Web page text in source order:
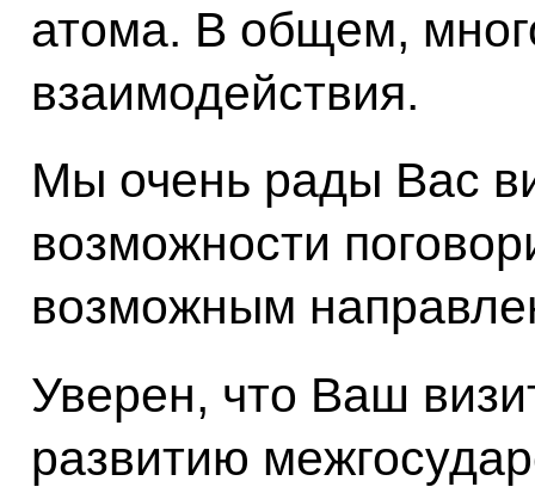
атома. В общем,
взаимодействия.
Мы очень рады Вас
возможности
возможным
Уверен, что Ваш
развитию